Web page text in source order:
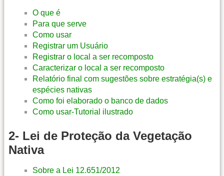
O que é
Para que serve
Como usar
Registrar um Usuário
Registrar o local a ser recomposto
Caracterizar o local a ser recomposto
Relatório final com sugestões sobre estratégia(s) e
espécies nativas
Como foi elaborado o banco de dados
Como usar-Tutorial ilustrado
2- Lei de Proteção da Vegetação
Nativa
Sobre a Lei 12.651/2012